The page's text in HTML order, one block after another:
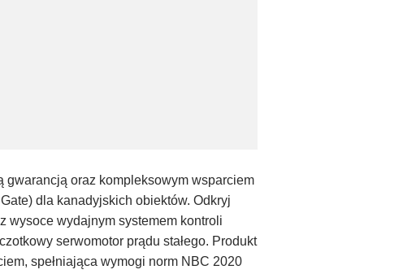
oraz kompleksowym wsparciem
dla kanadyjskich obiektów. Odkryj
wysoce wydajnym systemem kontroli
serwomotor prądu stałego. Produkt
spełniająca wymogi norm NBC 2020